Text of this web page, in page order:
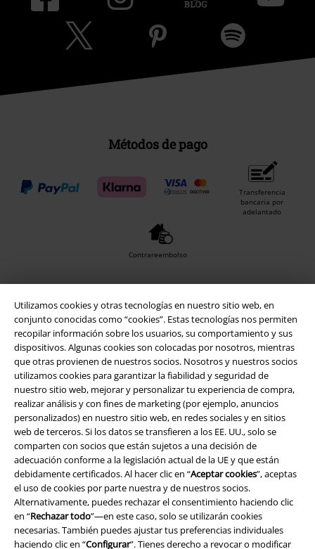
Utilizamos cookies y otras tecnologías en nuestro sitio web, en
conjunto conocidas como “cookies”. Estas tecnologías nos permiten
recopilar información sobre los usuarios, su comportamiento y sus
dispositivos. Algunas cookies son colocadas por nosotros, mientras
que otras provienen de nuestros socios. Nosotros y nuestros socios
utilizamos cookies para garantizar la fiabilidad y seguridad de
nuestro sitio web, mejorar y personalizar tu experiencia de compra,
realizar análisis y con fines de marketing (por ejemplo, anuncios
personalizados) en nuestro sitio web, en redes sociales y en sitios
web de terceros. Si los datos se transfieren a los EE. UU., solo se
comparten con socios que están sujetos a una decisión de
adecuación conforme a la legislación actual de la UE y que están
debidamente certificados. Al hacer clic en “Aceptar cookies”, aceptas
el uso de cookies por parte nuestra y de nuestros socios.
Alternativamente, puedes rechazar el consentimiento haciendo clic
en “Rechazar todo”—en este caso, solo se utilizarán cookies
necesarias. También puedes ajustar tus preferencias individuales
haciendo clic en “Configurar”. Tienes derecho a revocar o modificar
Métodos de pago
Transferencia
bancaria por
adelantado
Contrareembolso
Envío
CORREOS RECOGIDA
EN OFICINA
CORREOS ENTREGA
A DOMICILIO
App de EMP
¡Descarga la nueva App EMP totalmente GRATIS y disfruta de todas
sus nuevas funciones y ventajas!
A Warner Music Group Company